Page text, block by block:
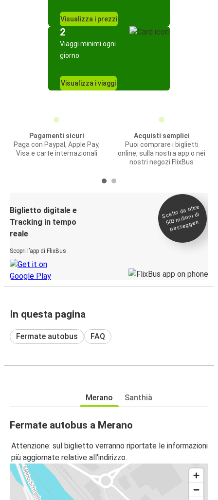
Visualizza i prezzi
2
Viaggi minimi ogni
giorno
Visualizza i viaggi
Pagamenti sicuri
Paga con Paypal, Apple Pay,
Visa e carte internazionali
Acquisti semplici
Puoi comprare i biglietti
online, sulla nostra app o nei
nostri negozi FlixBus
Biglietto digitale e
Tracking in tempo
reale
Scopri l’app di FlixBus
Scelto da oltre
500
milioni di
passeggeri
In questa pagina
Fermate autobus FAQ
Merano Santhià
Fermate autobus a Merano
Attenzione: sul biglietto verranno riportate le informazioni
più aggiornate relative all'indirizzo.